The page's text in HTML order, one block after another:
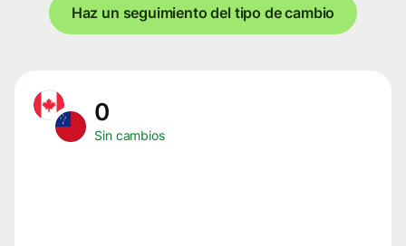
Haz un seguimiento del tipo de cambio
0
Sin cambios